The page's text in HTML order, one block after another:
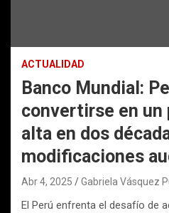
ACTUALIDAD
Banco Mundial:
convertirse en un
alta en dos
modificaciones
Abr 4, 2025 Gabriela Vásquez
El Perú enfrenta el desafío de